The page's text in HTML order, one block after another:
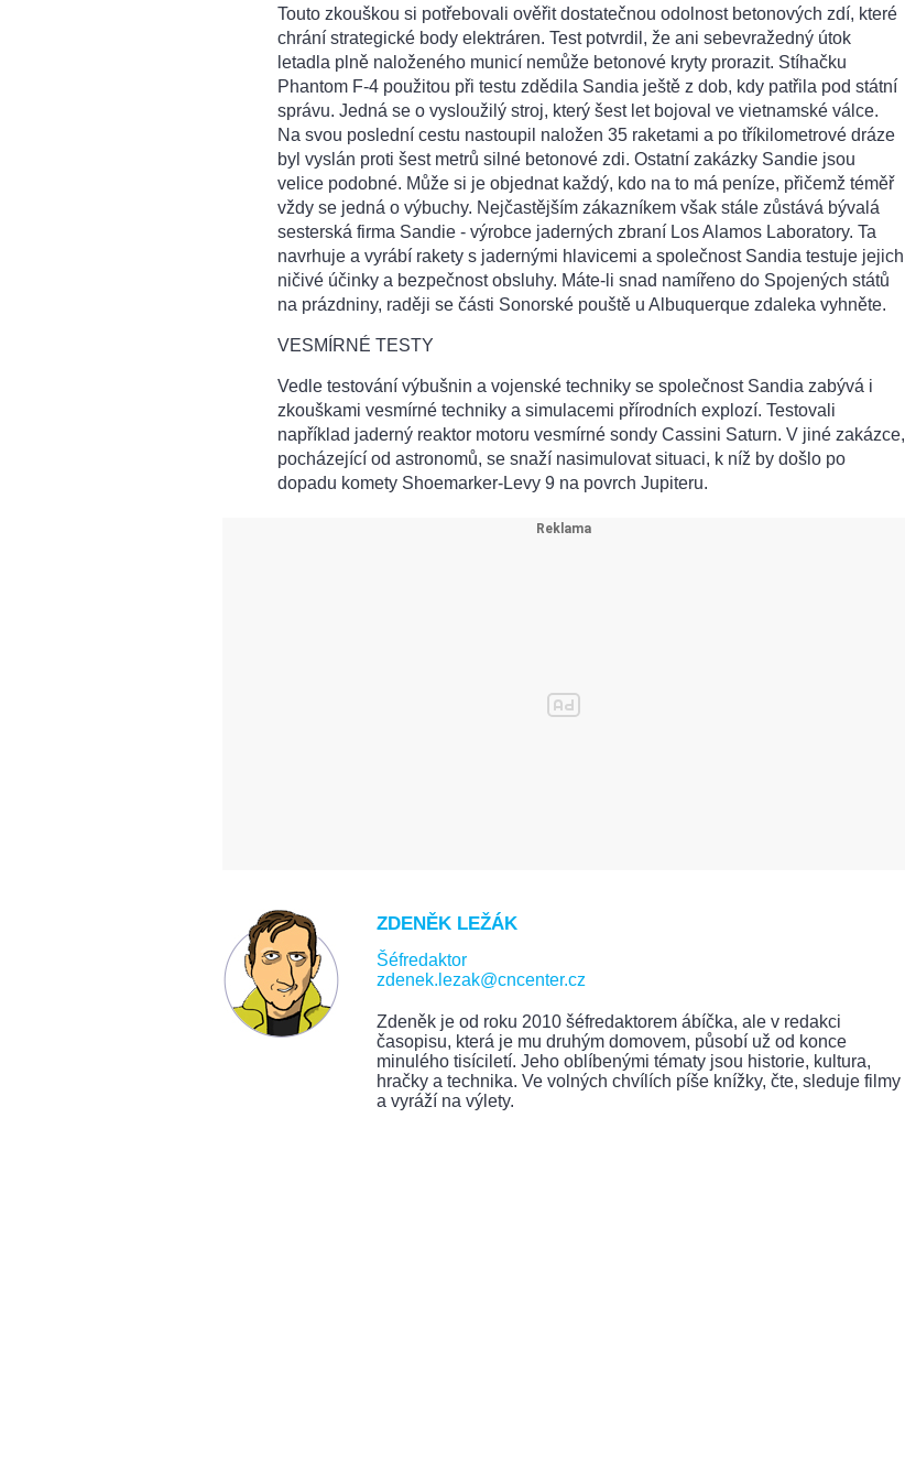
Touto zkouškou si potřebovali ověřit dostatečnou odolnost betonových zdí, které
chrání strategické body elektráren. Test potvrdil, že ani sebevražedný útok
letadla plně naloženého municí nemůže betonové kryty prorazit. Stíhačku
Phantom F-4 použitou při testu zdědila Sandia ještě z dob, kdy patřila pod státní
správu. Jedná se o vysloužilý stroj, který šest let bojoval ve vietnamské válce.
Na svou poslední cestu nastoupil naložen 35 raketami a po tříkilometrové dráze
byl vyslán proti šest metrů silné betonové zdi. Ostatní zakázky Sandie jsou
velice podobné. Může si je objednat každý, kdo na to má peníze, přičemž téměř
vždy se jedná o výbuchy. Nejčastějším zákazníkem však stále zůstává bývalá
sesterská firma Sandie - výrobce jaderných zbraní Los Alamos Laboratory. Ta
navrhuje a vyrábí rakety s jadernými hlavicemi a společnost Sandia testuje jejich
ničivé účinky a bezpečnost obsluhy. Máte-li snad namířeno do Spojených států
na prázdniny, raději se části Sonorské pouště u Albuquerque zdaleka vyhněte.
VESMÍRNÉ TESTY
Vedle testování výbušnin a vojenské techniky se společnost Sandia zabývá i
zkouškami vesmírné techniky a simulacemi přírodních explozí. Testovali
například jaderný reaktor motoru vesmírné sondy Cassini Saturn. V jiné zakázce,
pocházející od astronomů, se snaží nasimulovat situaci, k níž by došlo po
dopadu komety Shoemarker-Levy 9 na povrch Jupiteru.
ZDENĚK LEŽÁK
Šéfredaktor
zdenek.lezak@cncenter.cz
Zdeněk je od roku 2010 šéfredaktorem ábíčka, ale v redakci
časopisu, která je mu druhým domovem, působí už od konce
minulého tisíciletí. Jeho oblíbenými tématy jsou historie, kultura,
hračky a technika. Ve volných chvílích píše knížky, čte, sleduje filmy
a vyráží na výlety.